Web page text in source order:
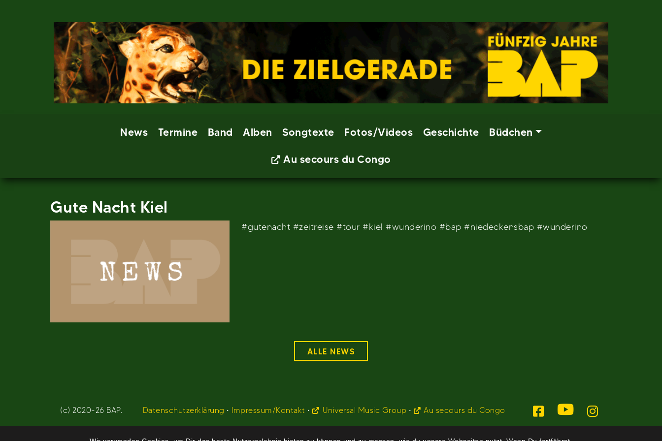
News Termine Band Alben Songtexte Fotos/Videos Geschichte Büdchen
Au secours du Congo
Gute Nacht Kiel
#gutenacht #zeitreise #tour #kiel #wunderino #bap #niedeckensbap #wunderino
ALLE NEWS
(c) 2020-26 BAP. Datenschutzerklärung • Impressum/Kontakt • Universal Music Group • Au secours du Congo